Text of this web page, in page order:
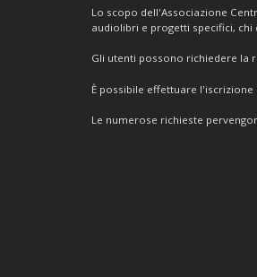
Lo scopo dell'Associazione
audiolibri e progetti specifici,
Gli utenti possono richiedere la
È possibile effettuare
Le numerose richieste